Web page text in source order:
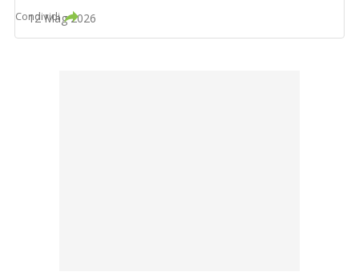
12 Mag 2026
Condividi